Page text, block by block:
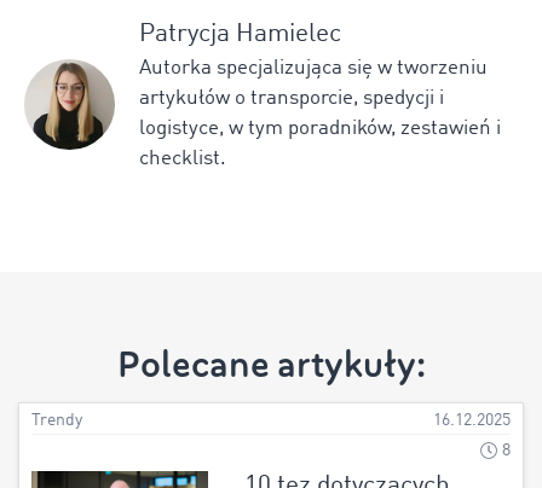
Patrycja Hamielec
Autorka specjalizująca się w tworzeniu
artykułów o transporcie, spedycji i
logistyce, w tym poradników, zestawień i
checklist.
Polecane artykuły:
Trendy
16.12.2025
8